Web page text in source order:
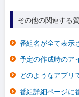
その他の関連する
番組名が全て表示
予定の作成時のア
どのようなアプリ
番組詳細ページに